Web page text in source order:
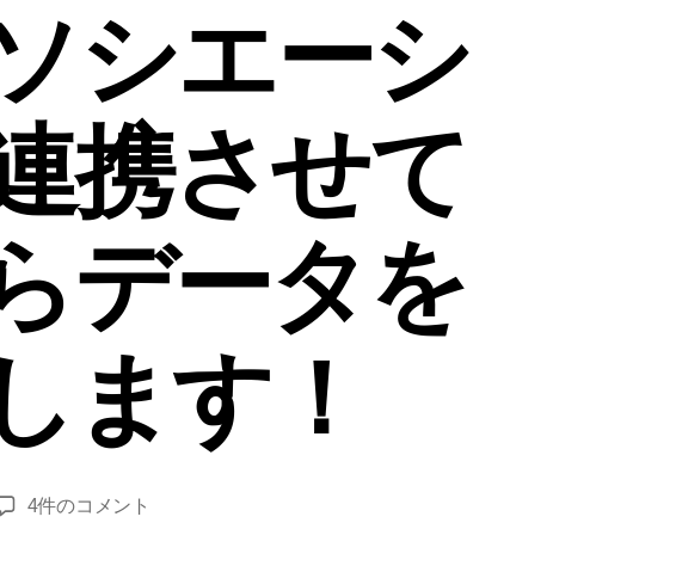
シエーシ
携させて
データを
ます！
CakePHP2
4件のコメント